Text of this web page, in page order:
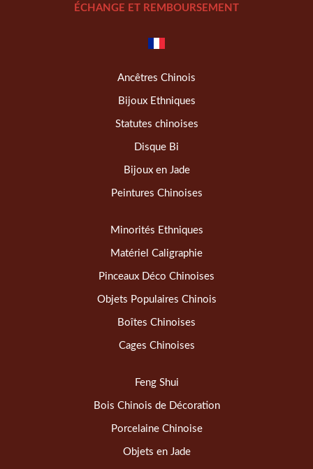
ÉCHANGE ET REMBOURSEMENT
Ancêtres Chinois
Bijoux Ethniques
Statutes chinoises
Disque Bi
Bijoux en Jade
Peintures Chinoises
Minorités Ethniques
Matériel Caligraphie
Pinceaux Déco Chinoises
Objets Populaires Chinois
Boîtes Chinoises
Cages Chinoises
Feng Shui
Bois Chinois de Décoration
Porcelaine Chinoise
Objets en Jade